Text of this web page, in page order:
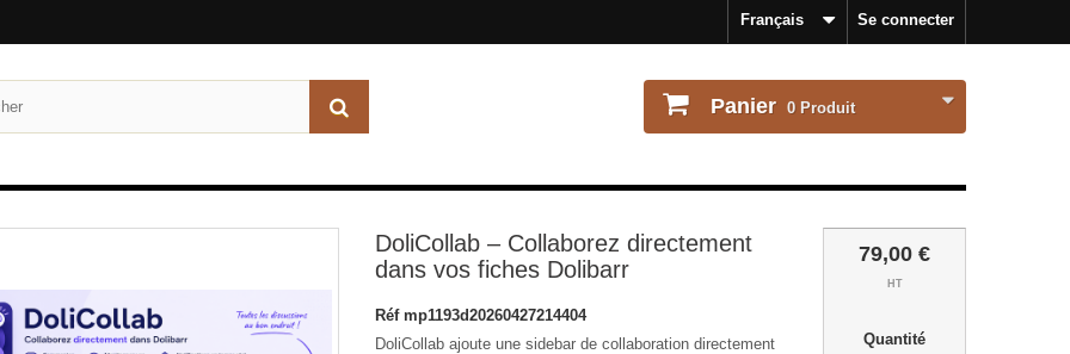
Se connecter
Français
Panier 0 Produit
DoliCollab – Collaborez directement
dans vos fiches Dolibarr
Réf mp1193d20260427214404
DoliCollab ajoute une sidebar de collaboration directement
79,00 €
HT
Quantité